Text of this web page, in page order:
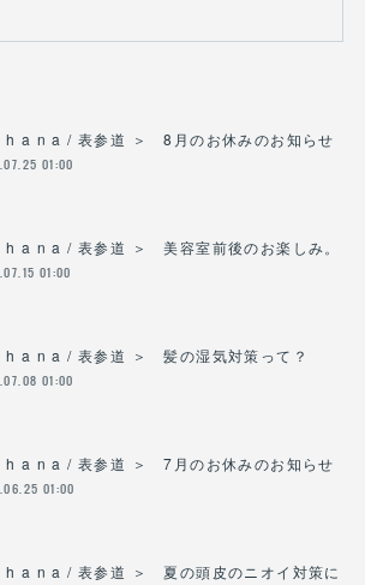
h a n a / 表参道 ＞ 8月のお休みのお知らせ
01:00
h a n a / 表参道 ＞ 美容室前後のお楽しみ。
01:00
h a n a / 表参道 ＞ 髪の湿気対策って？
01:00
h a n a / 表参道 ＞ 7月のお休みのお知らせ
01:00
h a n a / 表参道 ＞ 夏の頭皮のニオイ対策に